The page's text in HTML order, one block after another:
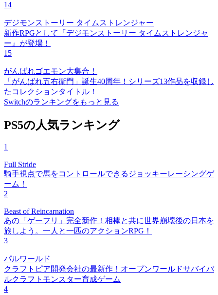
14
デジモンストーリー タイムストレンジャー
新作RPGとして『デジモンストーリー タイムストレンジャ
ー』が登場！
15
がんばれゴエモン大集合！
「がんばれ五右衛門」誕生40周年！シリーズ13作品を収録し
たコレクションタイトル！
Switchのランキングをもっと見る
PS5の人気ランキング
1
Full Stride
騎手視点で馬をコントロールできるジョッキーレーシングゲ
ーム！
2
Beast of Reincarnation
あの「ゲーフリ」完全新作！相棒と共に世界崩壊後の日本を
旅しよう。一人と一匹のアクションRPG！
3
パルワールド
クラフトピア開発会社の最新作！オープンワールドサバイバ
ルクラフトモンスター育成ゲーム
4